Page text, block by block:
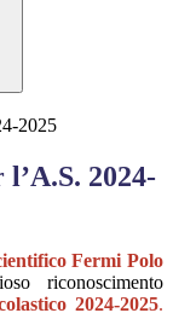
2025
2024-
Fermi Polo
riconoscimento
2024-2025.